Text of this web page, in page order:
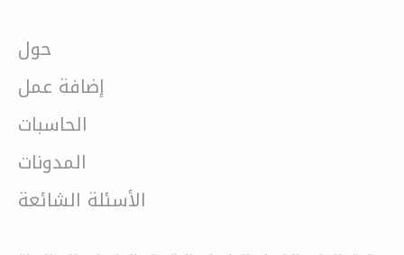
حول
إضافة عمل
الحاسبات
المدونات
الأسئلة الشائعة